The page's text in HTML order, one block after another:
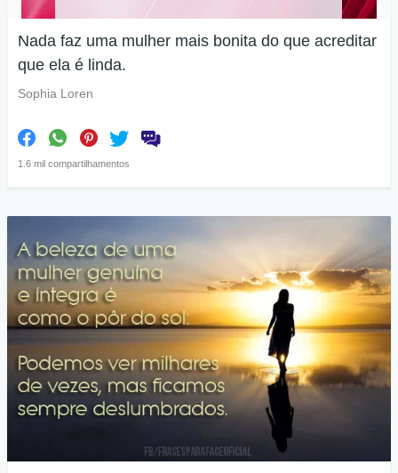
Nada faz uma mulher mais bonita do que acreditar
que ela é linda.
Sophia Loren
1.6 mil compartilhamentos